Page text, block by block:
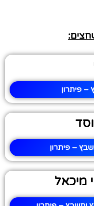
פיתרון
– פיתרון
מיכאל